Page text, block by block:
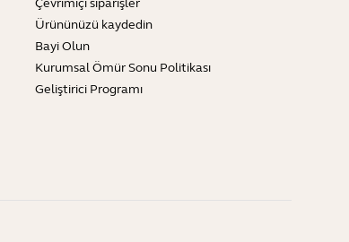
Çevrimiçi siparişler
Ürününüzü kaydedin
Bayi Olun
Kurumsal Ömür Sonu Politikası
Geliştirici Programı